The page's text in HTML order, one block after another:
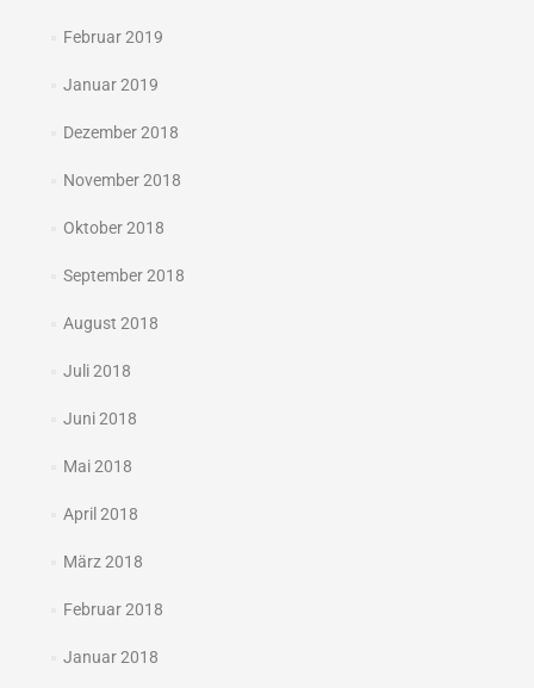
Februar 2019
Januar 2019
Dezember 2018
November 2018
Oktober 2018
September 2018
August 2018
Juli 2018
Juni 2018
Mai 2018
April 2018
März 2018
Februar 2018
Januar 2018